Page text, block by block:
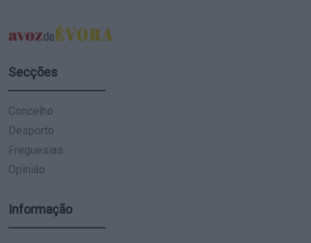
Secções
Concelho
Desporto
Freguesias
Opinião
Informação